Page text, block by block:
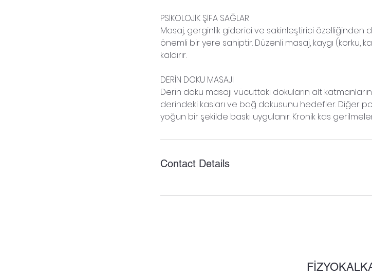
PSİKOLOJİK ŞİFA SAĞLAR
Masaj, gerginlik giderici ve sakinleştirici özelliğinden
önemli bir yere sahiptir. Düzenli masaj, kaygı (korku,
kaldırır.
DERİN DOKU MASAJI
Derin doku masajı vücuttaki dokuların alt
derindeki kasları ve bağ dokusunu hedefler. Diğer
yoğun bir şekilde baskı uygulanır. Kronik kas
Contact Details